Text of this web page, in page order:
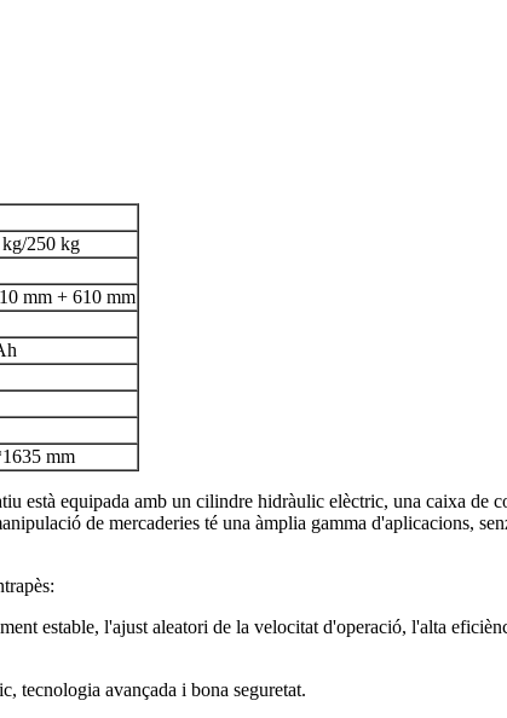
250 kg
mm + 610 mm
mm
està equipada amb un cilindre hidràulic elèctric, una caixa de
de mercaderies té una àmplia gamma d'aplicacions,
estable, l'ajust aleatori de la velocitat d'operació, l'alta
tecnologia avançada i bona seguretat.